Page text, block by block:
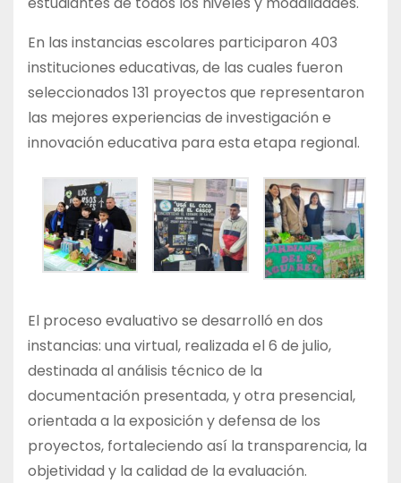
En las instancias escolares participaron 403
instituciones educativas, de las cuales fueron
seleccionados 131 proyectos que representaron
las mejores experiencias de investigación e
innovación educativa para esta etapa regional.
El proceso evaluativo se desarrolló en dos
instancias: una virtual, realizada el 6 de julio,
destinada al análisis técnico de la
documentación presentada, y otra presencial,
orientada a la exposición y defensa de los
proyectos, fortaleciendo así la transparencia, la
objetividad y la calidad de la evaluación.